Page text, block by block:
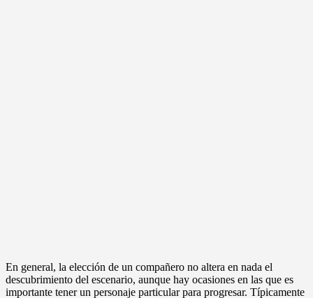
En general, la elección de un compañero no altera en nada el
descubrimiento del escenario, aunque hay ocasiones en las que es
importante tener un personaje particular para progresar. Típicamente